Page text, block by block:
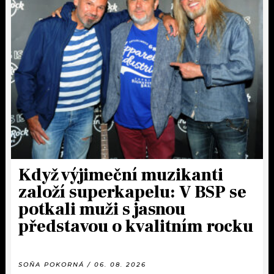
Když výjimeční muzikanti
založí superkapelu: V BSP se
potkali muži s jasnou
představou o kvalitním rocku
SOŇA POKORNÁ / 06. 08. 2026